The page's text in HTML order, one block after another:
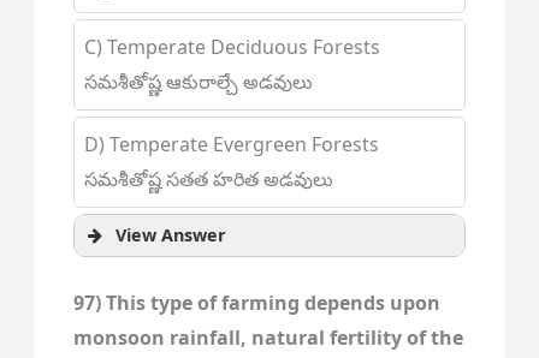
C) Temperate Deciduous Forests
సమశీతోష్ణ ఆకురాల్చే అడవులు
D) Temperate Evergreen Forests
సమశీతోష్ణ సతత హరిత అడవులు
View Answer
97) This type of farming depends upon
monsoon rainfall, natural fertility of the